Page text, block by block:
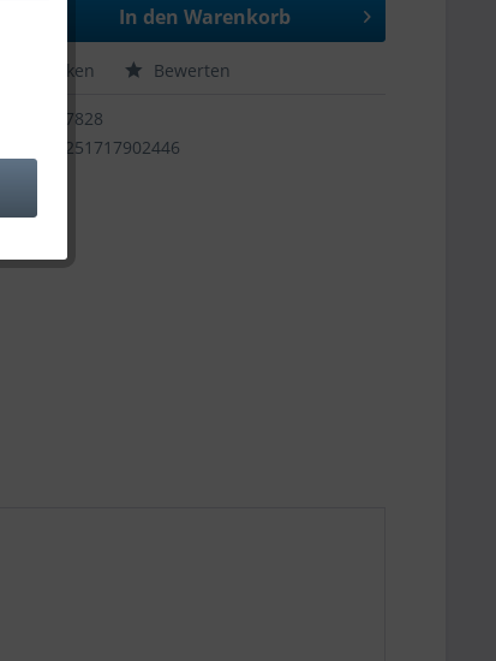
In den Warenkorb
Merken Bewerten
47828
4251717902446